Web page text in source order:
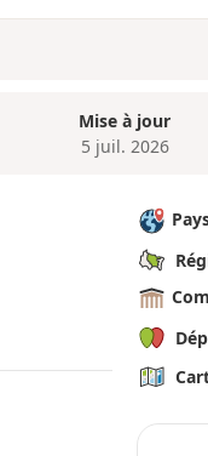
Mise à jour
5 juil. 2026